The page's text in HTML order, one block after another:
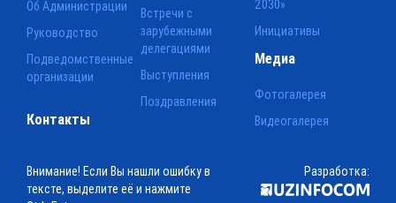
Встречи с
зарубежными
делегациями
Выступления
Поздравления
2030»
Инициативы
Об Администрации
Руководство
Подведомственные
организации
Медиа
Фотогалерея
Видеогалерея
Контакты
Внимание! Если Вы нашли ошибку в
тексте, выделите её и нажмите
Разработка: